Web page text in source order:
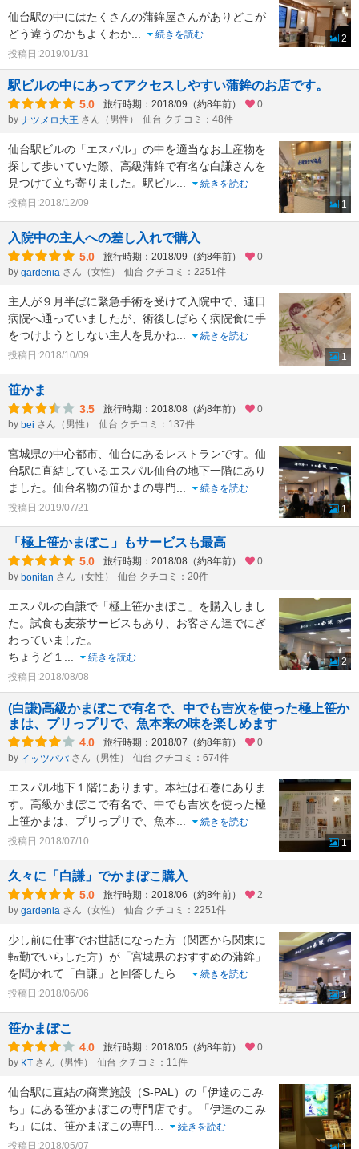
仙台駅の中にはたくさんの蒲鉾屋さんがありどこが
どう違うのかもよくわか...
続きを読む
投稿日:2019/01/31
2
駅ビルの中にあってアクセスしやすい蒲鉾のお店です。
5.0 旅行時期：2018/09（約8年前）
0
by ナツメロ大王 さん（男性） 仙台 クチコミ：48件
仙台駅ビルの「エスパル」の中を適当なお土産物を
探して歩いていた際、高級蒲鉾で有名な白謙さんを
見つけて立ち寄りました。駅ビル...
続きを読む
投稿日:2018/12/09
1
入院中の主人への差し入れで購入
5.0 旅行時期：2018/09（約8年前）
0
by gardenia さん（女性） 仙台 クチコミ：2251件
主人が９月半ばに緊急手術を受けて入院中で、連日
病院へ通っていましたが、術後しばらく病院食に手
をつけようとしない主人を見かね...
続きを読む
投稿日:2018/10/09
1
笹かま
3.5 旅行時期：2018/08（約8年前）
0
by bei さん（男性） 仙台 クチコミ：137件
宮城県の中心都市、仙台にあるレストランです。仙
台駅に直結しているエスパル仙台の地下一階にあり
ました。仙台名物の笹かまの専門...
続きを読む
投稿日:2019/07/21
1
「極上笹かまぼこ」もサービスも最高
5.0 旅行時期：2018/08（約8年前）
0
by bonitan さん（女性） 仙台 クチコミ：20件
エスパルの白謙で「極上笹かまぼこ」を購入しまし
た。試食も麦茶サービスもあり、お客さん達でにぎ
わっていました。
ちょうど１ ...
続きを読む
投稿日:2018/08/08
2
(白謙)高級かまぼこで有名で、中でも吉次を使った極上笹か
まは、プリっプリで、魚本来の味を楽しめます
4.0 旅行時期：2018/07（約8年前）
0
by イッツパパ さん（男性） 仙台 クチコミ：674件
エスパル地下１階にあります。本社は石巻にありま
す。高級かまぼこで有名で、中でも吉次を使った極
上笹かまは、プリっプリで、魚本...
続きを読む
投稿日:2018/07/10
1
久々に「白謙」でかまぼこ購入
5.0 旅行時期：2018/06（約8年前）
2
by gardenia さん（女性） 仙台 クチコミ：2251件
少し前に仕事でお世話になった方（関西から関東に
転勤でいらした方）が「宮城県のおすすめの蒲鉾」
を聞かれて「白謙」と回答したら...
続きを読む
投稿日:2018/06/06
1
笹かまぼこ
4.0 旅行時期：2018/05（約8年前）
0
by KT さん（男性） 仙台 クチコミ：11件
仙台駅に直結の商業施設（S-PAL）の「伊達のこみ
ち」にある笹かまぼこの専門店です。「伊達のこみ
ち」には、笹かまぼこの専門...
続きを読む
投稿日:2018/05/07